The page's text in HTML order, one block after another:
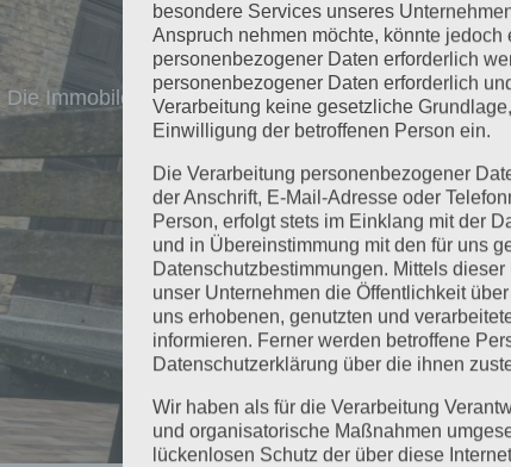
Econ
Die Immobilen gGmbH ist Eigentümerin der drei
Schule.
Mehr
besondere Services unseres
Anspruch nehmen möchte, könnte jedoch
personenbezogener Daten erforderlich
personenbezogener Daten erforderlich
Verarbeitung keine gesetzliche
Einwilligung der betroffenen Person ein.
Die Verarbeitung personenbezogener
der Anschrift, E-Mail-Adresse oder
Person, erfolgt stets im Einklang mit der
und in Übereinstimmung mit den für uns
Datenschutzbestimmungen. Mittels
unser Unternehmen die Öffentlichkeit
uns erhobenen, genutzten und
informieren. Ferner werden betroffene
Datenschutzerklärung über die ihnen
Wir haben als für die Verarbeitung
und organisatorische Maßnahmen
lückenlosen Schutz der über diese